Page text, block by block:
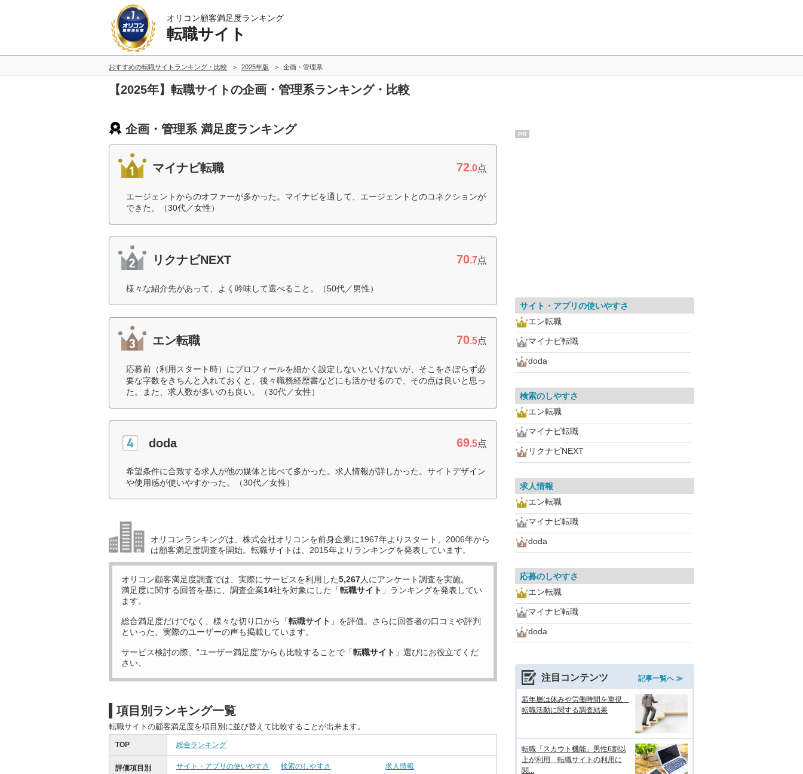
オリコン顧客満足度ランキング
転職サイト
おすすめの転職サイトランキング・比較 2025年版 企画・管理系
【2025年】転職サイトの企画・管理系ランキング・比較
企画・管理系 満足度ランキング
マイナビ転職 72.0点
エージェントからのオファーが多かった。マイナビを通して、エージェントとのコネクションが
できた。（30代／女性）
リクナビNEXT 70.7点
様々な紹介先があって、よく吟味して選べること。（50代／男性）
エン転職 70.5点
応募前（利用スタート時）にプロフィールを細かく設定しないといけないが、そこをさぼらず必
要な字数をきちんと入れておくと、後々職務経歴書などにも活かせるので、その点は良いと思っ
た。また、求人数が多いのも良い。（30代／女性）
doda 69.5点
希望条件に合致する求人が他の媒体と比べて多かった。求人情報が詳しかった。サイトデザイン
や使用感が使いやすかった。（30代／女性）
オリコンランキングは、株式会社オリコンを前身企業に1967年よりスタート。2006年から
は顧客満足度調査を開始。転職サイトは、2015年よりランキングを発表しています。
オリコン顧客満足度調査では、実際にサービスを利用した5,267人にアンケート調査を実施。
満足度に関する回答を基に、調査企業14社を対象にした「転職サイト 」ランキングを発表してい
ます。
総合満足度だけでなく、様々な切り口から「転職サイト 」を評価。さらに回答者の口コミや評判
といった、実際のユーザーの声も掲載しています。
サービス検討の際、“ユーザー満足度”からも比較することで「転職サイト 」選びにお役立てくだ
さい。
項目別ランキング一覧
転職サイトの顧客満足度を項目別に並び替えて比較することが出来ます。
TOP 総合ランキング
評価項目別
サイト・アプリの使いやすさ 検索のしやすさ
求人情報
PR
サイト・アプリの使いやすさ
エン転職
マイナビ転職
doda
検索のしやすさ
エン転職
マイナビ転職
リクナビNEXT
求人情報
エン転職
マイナビ転職
doda
応募のしやすさ
エン転職
マイナビ転職
doda
注目コンテンツ 記事一覧へ ≫
若年層は休みや労働時間を重視
転職活動に関する調査結果
転職「スカウト機能」男性6割以
上が利用 転職サイトの利用に
関...